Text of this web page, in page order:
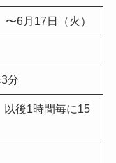
6月17日（火）
分
以後1時間毎に15